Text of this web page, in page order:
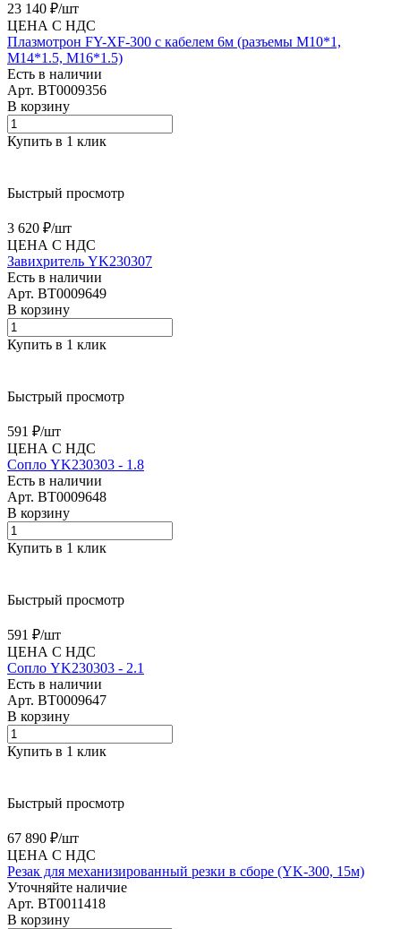
23 140 ₽/шт
ЦЕНА С НДС
Плазмотрон FY-XF-300 c кабелем 6м (разъемы M10*1,
M14*1.5, M16*1.5)
Есть в наличии
Арт. BT0009356
В корзину
Купить в 1 клик
Быстрый просмотр
3 620 ₽/шт
ЦЕНА С НДС
Завихритель YK230307
Есть в наличии
Арт. BT0009649
В корзину
Купить в 1 клик
Быстрый просмотр
591 ₽/шт
ЦЕНА С НДС
Сопло YK230303 - 1.8
Есть в наличии
Арт. BT0009648
В корзину
Купить в 1 клик
Быстрый просмотр
591 ₽/шт
ЦЕНА С НДС
Сопло YK230303 - 2.1
Есть в наличии
Арт. BT0009647
В корзину
Купить в 1 клик
Быстрый просмотр
67 890 ₽/шт
ЦЕНА С НДС
Резак для механизированный резки в сборе (YK-300, 15м)
Уточняйте наличие
Арт. BT0011418
В корзину